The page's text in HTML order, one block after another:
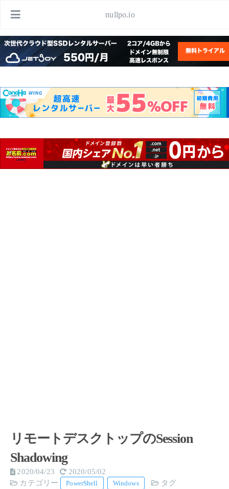
nullpo.io
リモートデスクトップのSession
Shadowing
2020/04/23
2020/05/02
カテゴリー
PowerShell Windows タグ